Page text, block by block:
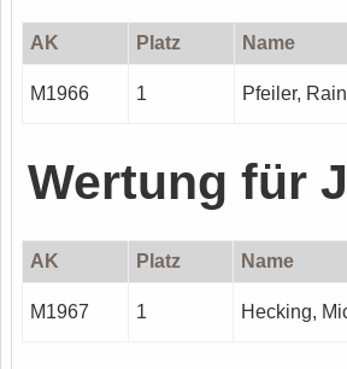
AK Platz Name
M1966 1 Pfeiler,
Wertung für
AK Platz Name
M1967 1 Hecking,